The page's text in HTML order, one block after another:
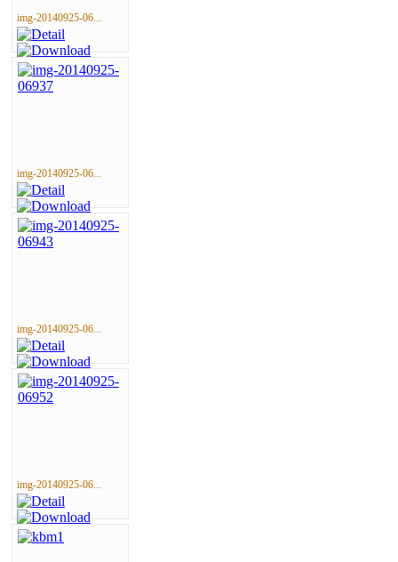
img-20140925-06...
img-20140925-06...
img-20140925-06...
img-20140925-06...